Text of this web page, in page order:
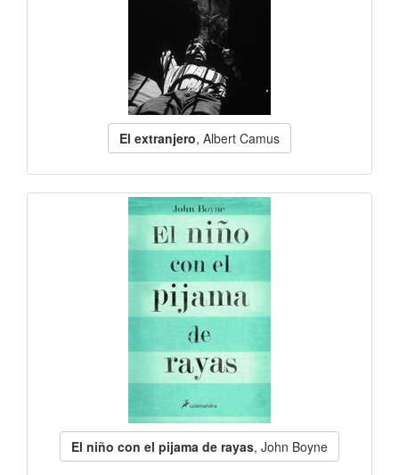
El extranjero, Albert Camus
El niño con el pijama de rayas, John Boyne